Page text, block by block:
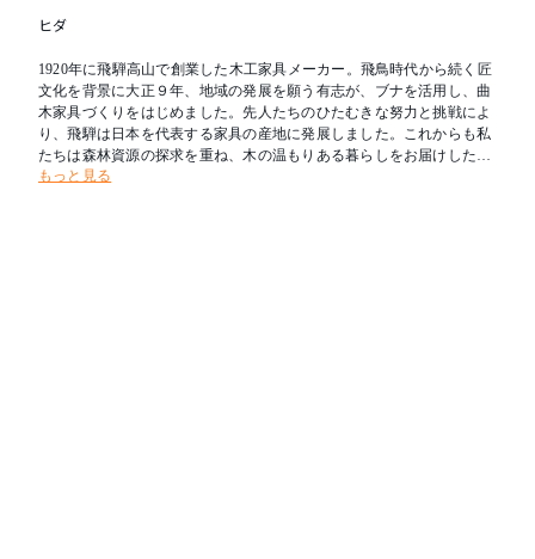
ヒダ
1920年に飛騨高山で創業した木工家具メーカー。飛鳥時代から続く匠
文化を背景に大正９年、地域の発展を願う有志が、ブナを活用し、曲
木家具づくりをはじめました。先人たちのひたむきな努力と挑戦によ
り、飛騨は日本を代表する家具の産地に発展しました。これからも私
たちは森林資源の探求を重ね、木の温もりある暮らしをお届けしたい
と考えます。新たな創造を可能とし、その魅力を求めて人々が集う場
もっと見る